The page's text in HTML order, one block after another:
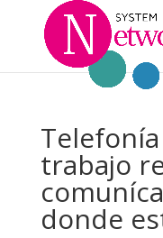
trabajo
donde